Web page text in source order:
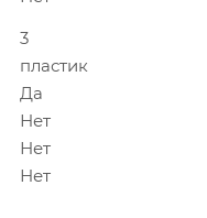
3
пластик
Да
Нет
Нет
Нет